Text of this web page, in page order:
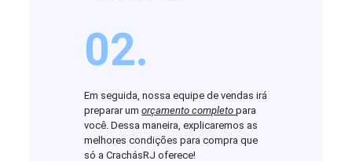
02.
Em seguida, nossa equipe de vendas irá
preparar umorçamento completopara
você. Dessa maneira, explicaremos as
melhores condições para compra que
só a CrachásRJ oferece!